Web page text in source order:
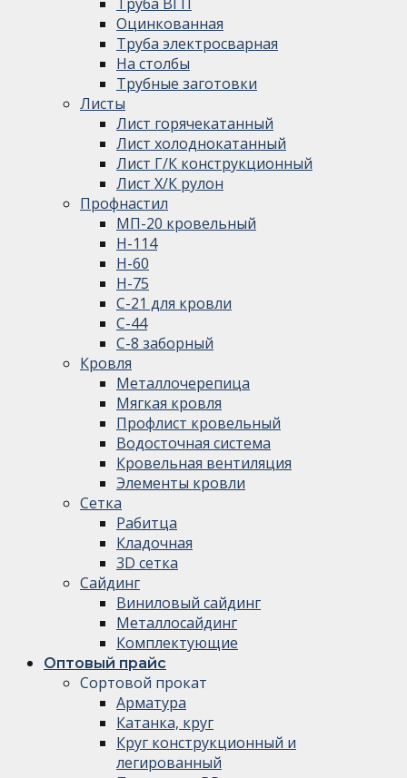
Оцинкованная
Труба электросварная
На столбы
Трубные заготовки
Листы
Лист горячекатанный
Лист холоднокатанный
Лист Г/К конструкционный
Лист Х/К рулон
Профнастил
МП-20 кровельный
Н-114
Н-60
Н-75
С-21 для кровли
С-44
С-8 заборный
Кровля
Металлочерепица
Мягкая кровля
Профлист кровельный
Водосточная система
Кровельная вентиляция
Элементы кровли
Сетка
Рабитца
Кладочная
3D сетка
Сайдинг
Виниловый сайдинг
Металлосайдинг
Комплектующие
Оптовый прайс
Сортовой прокат
Арматура
Катанка, круг
Круг конструкционный и
легированный